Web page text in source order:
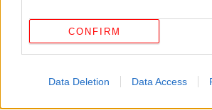
CONFIRM
Data Deletion Data Access
Αθήνας το πρώτο εξάμηνο του